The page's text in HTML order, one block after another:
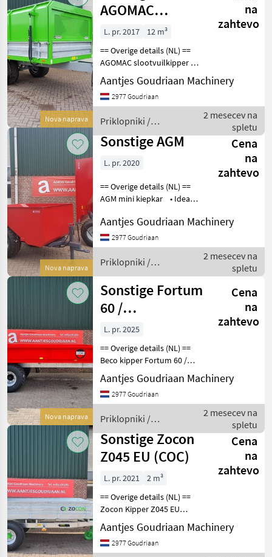
Nova naprava
AGOMAC
slootvuilkipper
na
zahtevo
L. pr. 2017
12 m³
== Overige details (NL) ==
AGOMAC slootvuilkipper 5
tons kipper Staat: Nieuw
Bouwjaar: 2017 Priklopniki
Tandem priklopnik
Aantjes Goudriaan Machinery
2977 Goudriaan
Priklopniki /
Sonstige
2 mesecev na
spletu
Nova naprava
Sonstige AGM
Cena
na
zahtevo
L. pr. 2020
== Overige details (NL) ==
AGM mini kiepkar • Ideaal
etc • Dubbelwerkende
cilinders • Domex bak 4
mm gezet • Schuine kant i
Aantjes Goudriaan Machinery
2977 Goudriaan
Priklopniki /
Sonstige
2 mesecev na
spletu
Nova naprava
Sonstige Fortum
60 /
bakkenwagen
Cena
na
zahtevo
L. pr. 2025
== Overige details (NL) ==
Beco kipper Fortum 60 /
bakkenwagen • 8 tons
kipper 6 ton laadvermogen
• Laadcapaciteit 5 m3 •
4100x2050x400 mm
Aantjes Goudriaan Machinery
2977 Goudriaan
Priklopniki /
Sonstige
2 mesecev na
spletu
Sonstige Zocon
Z045 EU (COC)
Cena
na
zahtevo
L. pr. 2021
2 m³
== Overige details (NL) ==
Zocon Kipper Z045 EU
(COC) • Afmetingen bak
3400 x 1800 x 400 mm •
Laadcapaciteit 4.500 kg •
Aantjes Goudriaan Machinery
2977 Goudriaan